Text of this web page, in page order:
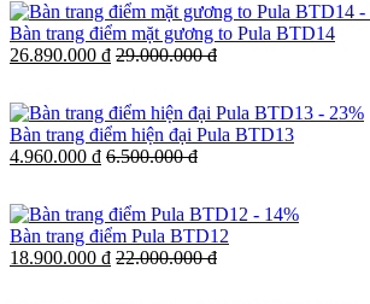
-
Bàn trang điểm mặt gương to Pula BTD14
26.890.000 đ 29.000.000 đ
- 23%
Bàn trang điểm hiện đại Pula BTD13
4.960.000 đ 6.500.000 đ
- 14%
Bàn trang điểm Pula BTD12
18.900.000 đ 22.000.000 đ